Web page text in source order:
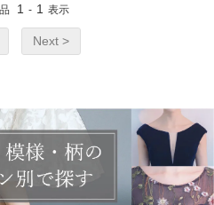
1 - 1 表示
Next >